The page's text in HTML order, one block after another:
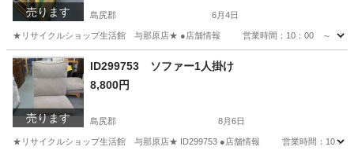
売ります 島尻郡 6月4日
★リサイクルショップ生活館 与那原店★ ●店舗情報 営業時間：10：00 ～ 19
沖縄 島尻郡
売ります
ID299753 ソファー1人掛け
8,800円
島尻郡 8月6日
★リサイクルショップ生活館 与那原店★ ID299753 ●店舗情報 営業時間：10：